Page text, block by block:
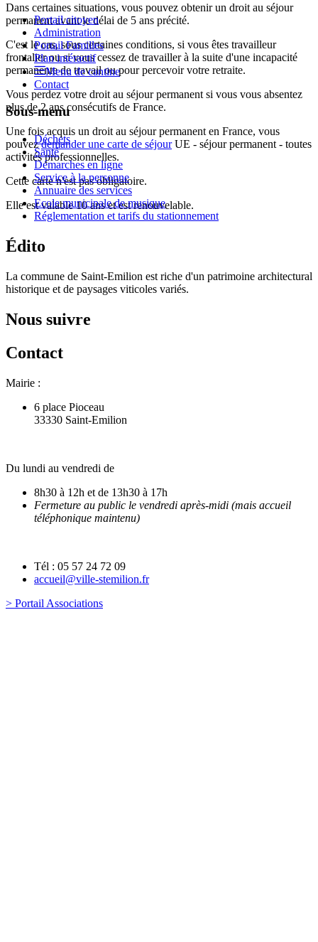
Dans certaines situations, vous pouvez obtenir un droit au séjour
permanent avant le délai de 5 ans précité.
C'est le cas, sous certaines conditions, si vous êtes travailleur
frontalier ou si vous cessez de travailler à la suite d'une incapacité
permanente de travail ou pour percevoir votre retraite.
Vous perdez votre droit au séjour permanent si vous vous absentez
plus de 2 ans consécutifs de France.
Une fois acquis un droit au séjour permanent en France, vous
pouvezdemander une carte de séjour UE - séjour permanent - toutes
activités professionnelles.
Cette carte n'est pas obligatoire.
Elle est valable 10 ans et est renouvelable.
Portail citoyen
Administration
Portail Familles
Plan intéractif
Menu de cantine
Contact
Sous-menu
Déchets
Santé
Démarches en ligne
Service à la personne
Annuaire des services
Ecole municipale de musique
Réglementation et tarifs du stationnement
Édito
La commune de Saint-Emilion est riche d'un patrimoine architectural
historique et de paysages viticoles variés.
Nous suivre
Contact
Mairie :
6 place Pioceau
33330 Saint-Emilion
Du lundi au vendredi de
8h30 à 12h et de 13h30 à 17h
Fermeture au public le vendredi après-midi (mais accueil
téléphonique maintenu)
Tél : 05 57 24 72 09
accueil@ville-stemilion.fr
> Portail Associations